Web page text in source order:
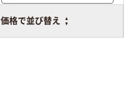
価格で並び替え比較表に追加